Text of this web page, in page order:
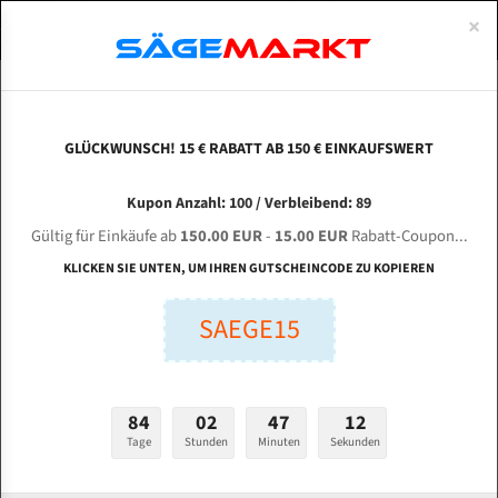
HENMA H - 360 für 4420 mm Bi-Metall
Bandsägeblätter
Länge (mm):
Stärken + Zahnteilung:
mm
ABOUTS
ENGLISH
Bi-Metall Meterware
Fleischerei Bandsägeblätter
Bandmesser Glatt Meterware
Konvex Meterware
×
GLÜCKWUNSCH! 15 € RABATT AB 150 € EINKAUFSWERT
Kupon Anzahl: 100 / Verbleibend: 89
Gültig für Einkäufe ab150.00 EUR- 15.00 EURRabatt-Coupon...
KLICKEN SIE UNTEN, UM IHREN GUTSCHEINCODE ZU KOPIEREN
SAEGE15
84
Tage
02
Stunden
47
Minuten
11
Sekunden